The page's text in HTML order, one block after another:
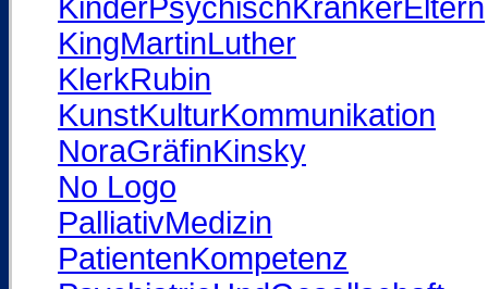
KinderPsychischKrankerEltern
KingMartinLuther
KlerkRubin
KunstKulturKommunikation
NoraGräfinKinsky
No Logo
PalliativMedizin
PatientenKompetenz